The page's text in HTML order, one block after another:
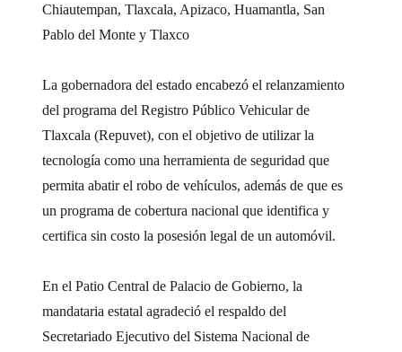
Chiautempan, Tlaxcala, Apizaco, Huamantla, San
Pablo del Monte y Tlaxco
La gobernadora del estado encabezó el relanzamiento
del programa del Registro Público Vehicular de
Tlaxcala (Repuvet), con el objetivo de utilizar la
tecnología como una herramienta de seguridad que
permita abatir el robo de vehículos, además de que es
un programa de cobertura nacional que identifica y
certifica sin costo la posesión legal de un automóvil.
En el Patio Central de Palacio de Gobierno, la
mandataria estatal agradeció el respaldo del
Secretariado Ejecutivo del Sistema Nacional de